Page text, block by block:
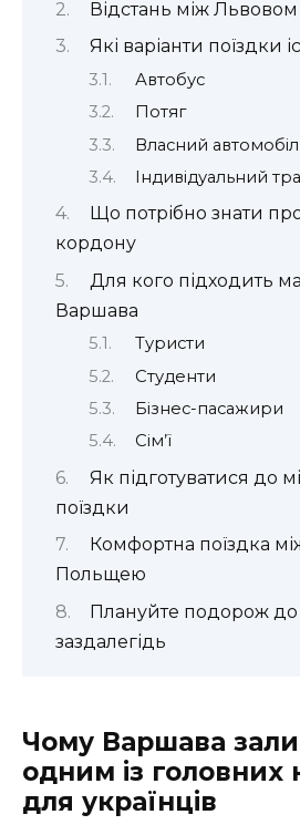
Відстань між
Які варіанти поїздки
Автобус
Потяг
Власний
Індивідуальний
Що потрібно знати
кордону
Для кого підходить
Варшава
Туристи
Студенти
Бізнес-пасажири
Сім’ї
Як підготуватися до
поїздки
Комфортна поїздка
Польщею
Плануйте подорож
заздалегідь
Чому Варшава
одним із головних
для українців